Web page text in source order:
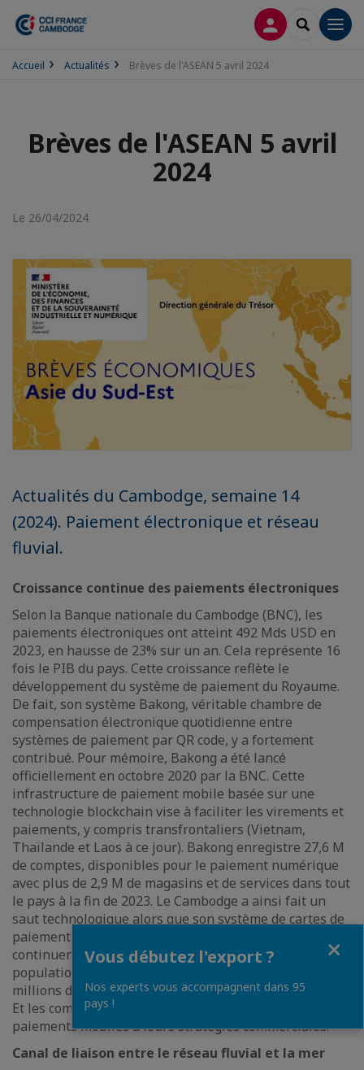
CONNEXION
Accueil Actualités Brèves de l'ASEAN 5 avril 2024
Brèves de l'ASEAN 5 avril
2024
Le 26/04/2024
Actualités du Cambodge, semaine 14
(2024). Paiement électronique et réseau
fluvial.
Croissance continue des paiements électroniques
Selon la Banque nationale du Cambodge (BNC), les
paiements électroniques ont atteint 492 Mds USD en
2023, en hausse de 23% sur un an. Cela représente 16
fois le PIB du pays. Cette croissance reflète le
développement du système de paiement du Royaume.
De fait, son système Bakong, véritable chambre de
compensation électronique quotidienne entre
systèmes de paiement par QR code, y a fortement
contribué. Pour mémoire, Bakong a été lancé
officiellement en octobre 2020 par la BNC. Cette
infrastructure de paiement mobile basée sur une
technologie blockchain vise à faciliter les virements et
paiements, y compris transfrontaliers (Vietnam,
Thaïlande et Laos à ce jour). Bakong enregistre 27,6 M
de comptes, disponibles pour le paiement numérique
avec plus de 2,9 M de magasins et de services dans tout
le pays à la fin de 2023. Le Cambodge a ainsi fait un
saut technologique alors que son système de cartes de
paiement était en retard. Les paiements mobiles
continuent de se développer, plébiscités par une
population jeune et connectée : le pays compte 19
millions de smartphones pour 17 millions d’habitants.
Et les commerçants intègrent pleinement les
paiements mobiles à leurs stratégies commerciales.
Canal de liaison entre le réseau fluvial et la mer
Vous débutez l'export ?
Nos experts vous accompagnent dans 95
pays !